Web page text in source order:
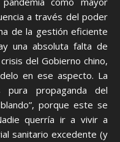
a través del poder
de la gestión eficiente
una absoluta falta de
del Gobierno chino,
en ese aspecto. La
pura propaganda del
porque este se
querría ir a vivir a
sanitario excedente (y